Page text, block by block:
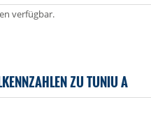
verfügbar.
ZU TUNIU A